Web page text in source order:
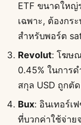
ETF ขนาดใหญ่
เฉพาะ, ต้องกร
สำหรับพอร์ต
Revolut: โฆษ
0.45% ในการด
สกุล USD ถูกตั
Bux: อินเทอร์เ
ที่บวกค่าใช้จ่าย